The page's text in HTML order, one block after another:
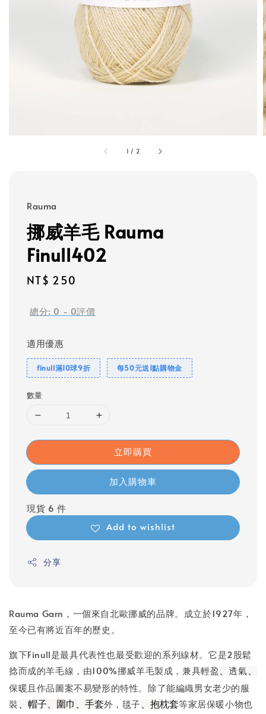
1 / 2
Rauma
挪威羊毛 Rauma
Finull402
Regular
NT$ 250
總分: 0 - 0評價
適用優惠
finull滿10球9折 每50元送1點購物金
數量
立即購買
加入購物車
現貨 6 件
Add to wishlist
分享
Rauma Garn，一個來自北歐挪威的品牌。成立於1927年，
至今已有將近百年的歷史。
旗下Finull是最具代表性也最受歡迎的系列線材。它是2股鬆
捻而成的羊毛線，由100%挪威羊毛製成，兼具輕盈
、透氣
保暖且作品圖案不易變形的特性。除了能編織男女老少的服
裝 、帽子、圍巾、手套外，毯子 、抱枕套等家居保暖小物也